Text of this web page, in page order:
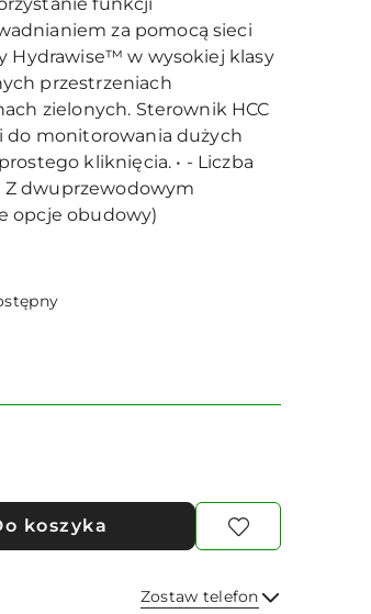
za pomocą sieci
Hydrawise™ w wysokiej klasy
przestrzeniach
zielonych. Sterownik HCC
do monitorowania dużych
kliknięcia. • - Liczba
Z dwuprzewodowym
opcje obudowy)
koszyka
Zostaw telefon